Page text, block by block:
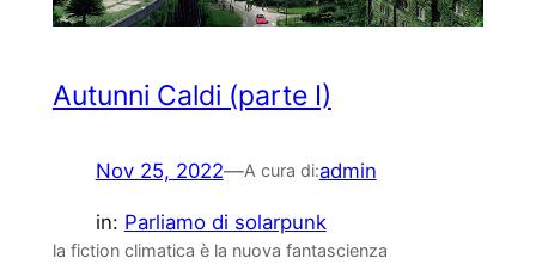
Autunni Caldi (parte I)
Nov 25, 2022—A cura di:admin
in: Parliamo di solarpunk
la fiction climatica è la nuova fantascienza